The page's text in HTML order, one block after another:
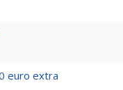
euro extra